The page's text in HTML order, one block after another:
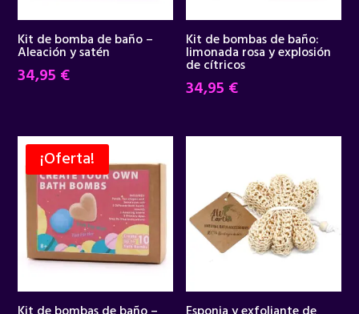
Kit de bomba de baño –
Aleación y satén
34,95 €
Kit de bombas de baño:
limonada rosa y explosión
de cítricos
34,95 €
¡Oferta!